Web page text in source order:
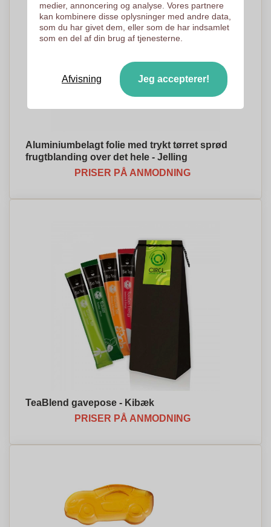
Aluminiumbelagt folie med trykt tørret sprød
frugtblanding over det hele - Jelling
PRISER PÅ ANMODNING
TeaBlend gavepose - Kibæk
PRISER PÅ ANMODNING
medier, annoncering og analyse. Vores partnere
kan kombinere disse oplysninger med andre data,
som du har givet dem, eller som de har indsamlet
som en del af din brug af tjenesterne.
Afvisning Jeg accepterer!